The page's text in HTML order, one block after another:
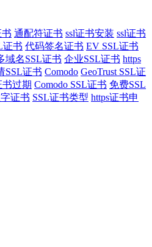
书 通配符证书 ssl证书安装 ssl证书
证书 代码签名证书 EV SSL证书
域名SSL证书 企业SSL证书 https
SSL证书 Comodo GeoTrust SSL证
书过期 Comodo SSL证书 免费SSL
证书 SSL证书类型 https证书申